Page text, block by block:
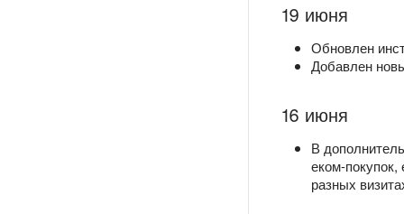
19 июня
Обновлен
Добавлен
16 июня
В
еком-
разных